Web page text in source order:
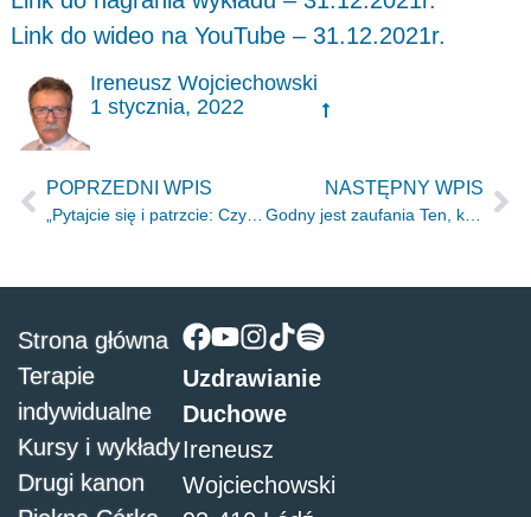
Link do wideo na YouTube – 31.12.2021r.
Ireneusz Wojciechowski
1 stycznia, 2022
POPRZEDNI WPIS
„Pytajcie się i patrzcie: Czy mężczyzna może rodzić?” Jr.30.6
NASTĘPNY WPIS
Godny jest zaufania Ten, który dał obietnicę.” Hbr 10.23
Uzdrawianie
Duchowe
Ireneusz
Wojciechowski
Strona główna
Terapie
indywidualne
Kursy i wykłady
Drugi kanon